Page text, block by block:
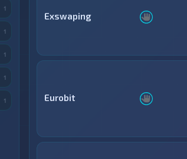
Exswaping
Eurobit
1
1
1
1
1